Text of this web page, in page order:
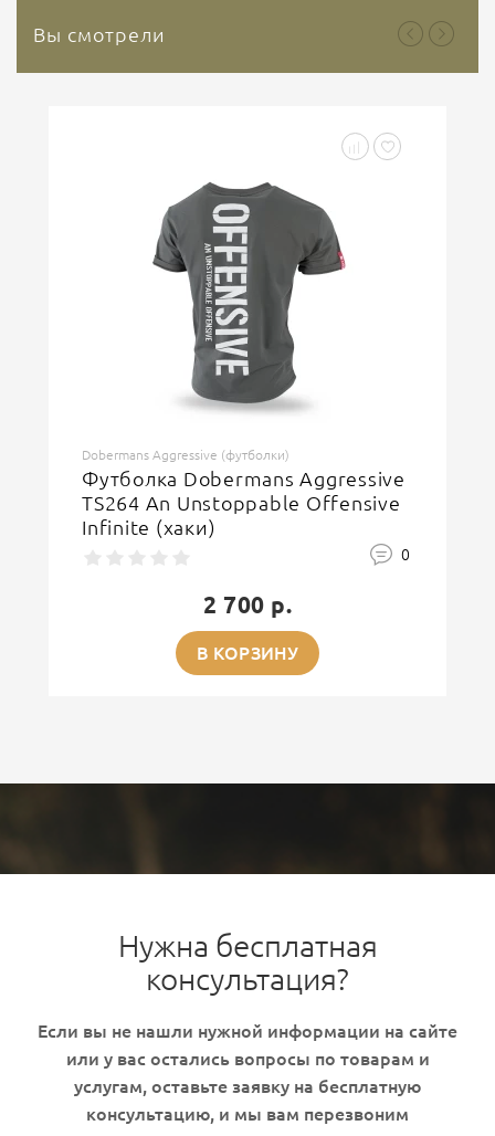
Вы смотрели
Dobermans Aggressive (футболки)
Футболка Dobermans Aggressive
TS264 An Unstoppable Offensive
Infinite (хаки)
0
2 700 р.
В КОРЗИНУ
Нужна бесплатная
консультация?